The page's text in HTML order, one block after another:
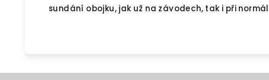
sundání obojku, jak už na závodech, tak i při